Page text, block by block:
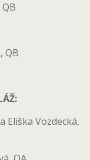
QB
Vozdecká,